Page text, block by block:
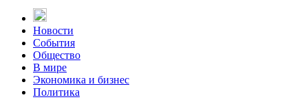
Новости
События
Общество
В мире
Экономика и бизнес
Политика